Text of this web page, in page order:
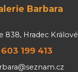
838, Hradec Králové
199 413